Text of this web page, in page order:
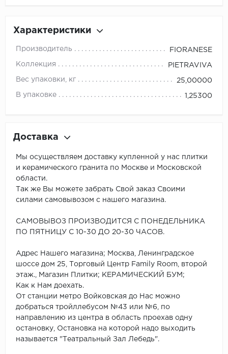
Характеристики
Производитель FIORANESE
Коллекция PIETRAVIVA
Вес упаковки, кг 25,00000
В упаковке 1,25300
Доставка
Мы осуществляем доставку купленной у нас плитки
и керамического гранита по Москве и Московской
области.
Так же Вы можете забрать Свой заказ Своими
силами самовывозом с нашего магазина.
САМОВЫВОЗ ПРОИЗВОДИТСЯ С ПОНЕДЕЛЬНИКА
ПО ПЯТНИЦУ С 10-30 ДО 20-30 ЧАСОВ.
Адрес Нашего магазина; Москва, Ленинградское
шоссе дом 25, Торговый Центр Family Room, второй
этаж., Магазин Плитки; КЕРАМИЧЕСКИЙ БУМ;
Как к Нам доехать.
От станции метро Войковская до Нас можно
добраться тройллебусом №43 или №6, по
направлению из центра в область проехав одну
остановку, Остановка на которой надо выходить
называется "Театральный Зал Лебедь".